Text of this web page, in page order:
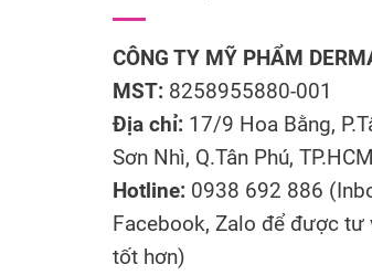
CÔNG TY MỸ PHẨM
MST: 8258955880-001
Địa chỉ: 17/9 Hoa Bằng,
Sơn Nhì, Q.Tân Phú, TP.HCM
Hotline: 0938 692 886
Facebook, Zalo để được tư
tốt hơn)